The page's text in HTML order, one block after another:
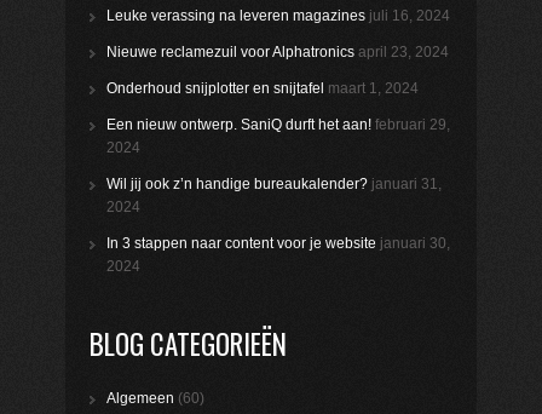
Leuke verassing na leveren magazines juli 16, 2024
Nieuwe reclamezuil voor Alphatronics april 23, 2024
Onderhoud snijplotter en snijtafel maart 1, 2024
Een nieuw ontwerp. SaniQ durft het aan! februari 29,
2024
Wil jij ook z’n handige bureaukalender? januari 31,
2024
In 3 stappen naar content voor je website januari 30,
2024
BLOG CATEGORIEËN
Algemeen (60)